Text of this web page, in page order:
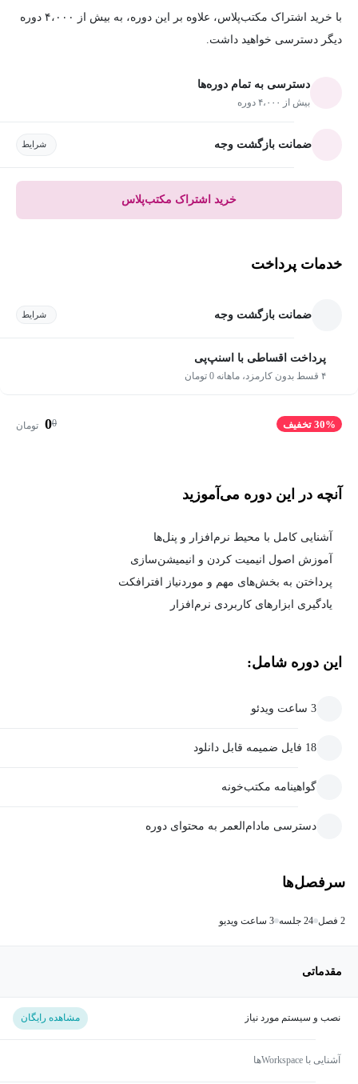
با خرید اشتراک مکتب‌پلاس، علاوه بر این دوره، به بیش از ۴،۰۰۰ دوره
دیگر دسترسی خواهید داشت.
دسترسی به تمام دوره‌ها
بیش از ۴،۰۰۰ دوره
ضمانت بازگشت وجه شرایط
خرید اشتراک مکتب‌پلاس
خدمات پرداخت
ضمانت بازگشت وجه شرایط
پرداخت اقساطی با اسنپ‌پی
۴ قسط بدون کارمزد، ماهانه 0 تومان
30% تخفیف 0
0 تومان
آنچه در این دوره می‌آموزید
آشنایی کامل با محیط نرم‌افزار و پنل‌ها
آموزش اصول انیمیت کردن و انیمیشن‌سازی
پرداختن به بخش‌های مهم و موردنیاز افترافکت
یادگیری ابزارهای کاربردی نرم‌افزار
این دوره شامل:
3 ساعت ویدئو
18 فایل ضمیمه قابل دانلود
گواهینامه مکتب‌خونه
دسترسی مادام‌العمر به محتوای دوره
سرفصل‌ها
2 فصل 24 جلسه 3 ساعت ویدیو
مقدماتی
نصب و سیستم مورد نیاز مشاهده رایگان
آشنایی با Workspaceها